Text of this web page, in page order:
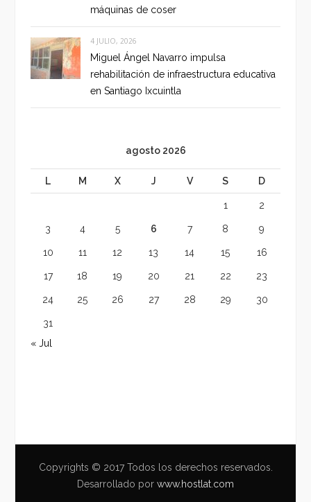
máquinas de coser
4 JULIO, 2026
Miguel Ángel Navarro impulsa
rehabilitación de infraestructura educativa
en Santiago Ixcuintla
agosto 2026
L M X J V S D
1 2
3 4 5 6 7 8 9
10 11 12 13 14 15 16
17 18 19 20 21 22 23
24 25 26 27 28 29 30
31
« Jul
Copyrights © 2017 Todos los derechos reservados.
Desarrollado por www.hostlat.com